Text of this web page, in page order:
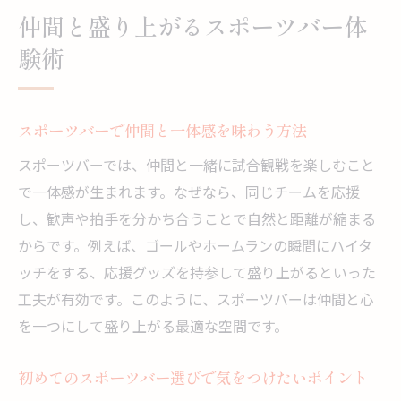
スポーツバーならではの応援スタイルを楽
サッカー観戦に最適なスポーツバー活用法
スポーツバーでサッカー観戦を満喫する秘
訣
サッカーファンが集うスポーツバーの魅力
スポーツバーでサッカーの熱戦を共有する
楽しみ方
スポーツバー サッカー観戦に最適な席選び
スポーツバーでサッカートークが盛り上が
る理由
仲間と盛り上がるスポーツバー体
験術
スポーツバーで仲間と一体感を味わう方法
スポーツバーでは、仲間と一緒に試合観戦を楽しむこと
で一体感が生まれます。なぜなら、同じチームを応援
し、歓声や拍手を分かち合うことで自然と距離が縮まる
からです。例えば、ゴールやホームランの瞬間にハイタ
ッチをする、応援グッズを持参して盛り上がるといった
工夫が有効です。このように、スポーツバーは仲間と心
を一つにして盛り上がる最適な空間です。
初めてのスポーツバー選びで気をつけたいポイント